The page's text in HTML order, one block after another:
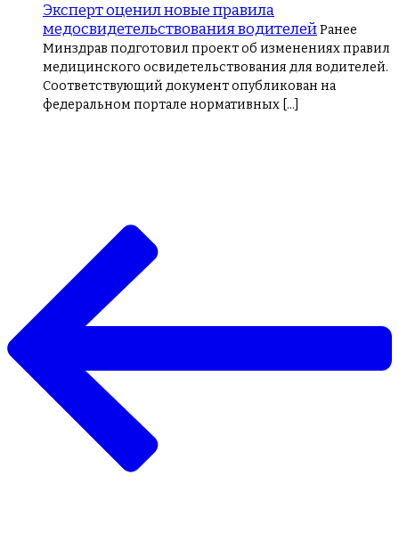
Эксперт оценил новые правила
медосвидетельствования водителейРанее
Минздрав подготовил проект об изменениях правил
медицинского освидетельствования для водителей.
Соответствующий документ опубликован на
федеральном портале нормативных […]